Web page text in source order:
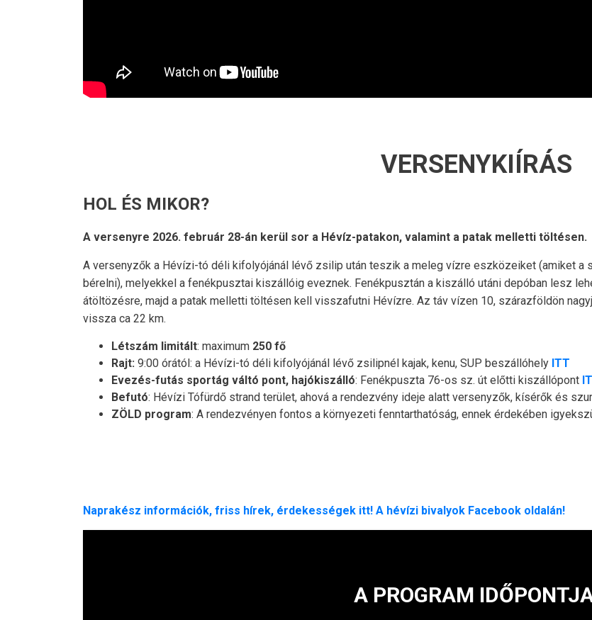
VERSENYKIÍRÁS
HOL ÉS MIKOR?
A versenyre 2026. február 28-án kerül sor a Hévíz-patakon, valamint a patak melletti töltésen.
A versenyzők a Hévízi-tó déli kifolyójánál lévő zsilip után teszik a meleg vízre eszközeiket (amiket a
bérelni), melyekkel a fenékpusztai kiszállóig eveznek. Fenékpusztán a kiszálló utáni depóban lesz
átöltözésre, majd a patak melletti töltésen kell visszafutni Hévízre. Az táv vízen 10, szárazföldön
vissza ca 22 km.
Létszám limitált: maximum 250 fő
Rajt: 9:00 órától: a Hévízi-tó déli kifolyójánál lévő zsilipnél kajak, kenu, SUP beszállóhely ITT
Evezés-futás sportág váltó pont, hajókiszálló: Fenékpuszta 76-os sz. út előtti kiszállópont
Befutó: Hévízi Tófürdő strand terület, ahová a rendezvény ideje alatt versenyzők, kísérők és
ZÖLD program: A rendezvényen fontos a környezeti fenntarthatóság, ennek érdekében
Naprakész információk, friss hírek, érdekességek itt! A hévízi bivalyok Facebook oldalán!
A PROGRAM